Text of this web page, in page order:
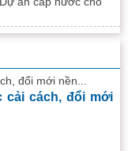
cải cách, đổi mới